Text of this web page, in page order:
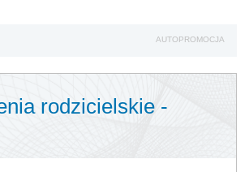
AUTOPROMOCJA
rodzicielskie -